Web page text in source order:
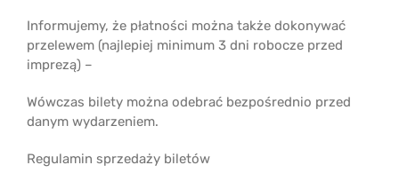
Informujemy, że płatności można także dokonywać
przelewem (najlepiej minimum 3 dni robocze przed
imprezą) –
Wówczas bilety można odebrać bezpośrednio przed
danym wydarzeniem.
Regulamin sprzedaży biletów